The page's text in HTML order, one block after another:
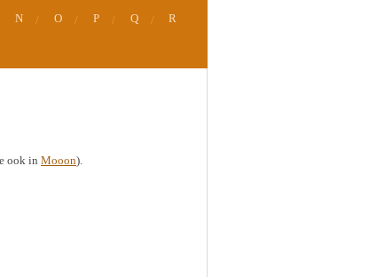
N O P Q R
ook in Mooon).